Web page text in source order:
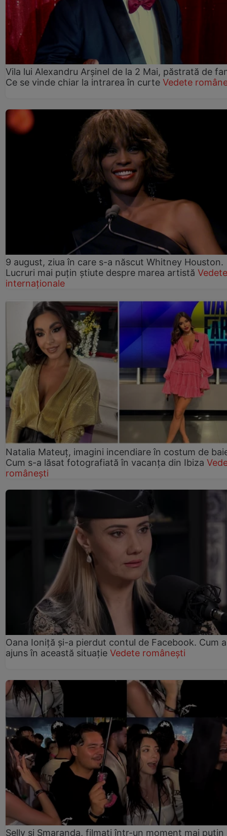
Vila lui Alexandru Arșinel de la 2 Mai, păstrată de
Ce se vinde chiar la intrarea în curte Vedete
9 august, ziua în care s-a născut Whitney Houston.
Lucruri mai puțin știute despre marea artistă Vedete
internaționale
Natalia Mateuț, imagini incendiare în costum de
Cum s-a lăsat fotografiată în vacanța din Ibiza
românești
Oana Ioniță și-a pierdut contul de Facebook. Cum a
ajuns în această situație Vedete românești
Selly și Smaranda, filmați într-un moment mai puțin